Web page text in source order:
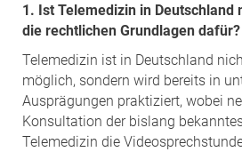
1. Ist Telemedizin in Deutschland
die rechtlichen Grundlagen dafür?
Telemedizin ist in Deutschland
möglich, sondern wird bereits in
Ausprägungen praktiziert, wobei
Konsultation der bislang
Telemedizin die